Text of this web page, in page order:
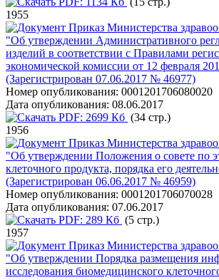
1955
Приказ Министерства
"Об утверждении Административного
изделий в соответствии с Правилами
экономической комиссии от 12 февраля
(Зарегистрирован 07.06.2017 № 46977)
Номер опубликования: 0001201706080020
Дата опубликования: 08.06.2017
PDF: 2699 Кб (34 стр.)
1956
Приказ Министерства
"Об утверждении Положения о совете по
клеточного продукта, порядка его
(Зарегистрирован 06.06.2017 № 46959)
Номер опубликования: 0001201706070028
Дата опубликования: 07.06.2017
PDF: 289 Кб (5 стр.)
1957
Приказ Министерства
"Об утверждении Порядка размещения
исследования биомедицинского